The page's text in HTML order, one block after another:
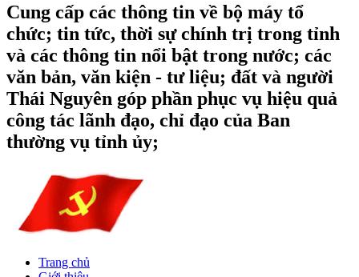
Cung cấp các thông tin về bộ máy tổ
chức; tin tức, thời sự chính trị trong tỉnh
và các thông tin nổi bật trong nước; các
văn bản, văn kiện - tư liệu; đất và người
Thái Nguyên góp phần phục vụ hiệu quả
công tác lãnh đạo, chỉ đạo của Ban
thường vụ tỉnh ủy;
Trang chủ